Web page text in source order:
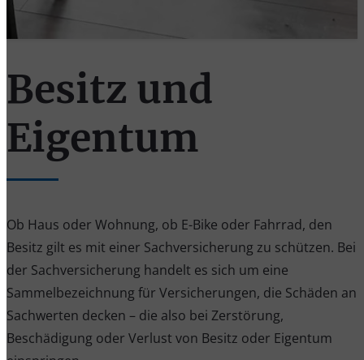
Besitz und
Eigentum
Ob Haus oder Wohnung, ob E-Bike oder Fahrrad, den
Besitz gilt es mit einer Sachversicherung zu schützen. Bei
der Sachversicherung handelt es sich um eine
Sammelbezeichnung für Versicherungen, die Schäden an
Sachwerten decken – die also bei Zerstörung,
Beschädigung oder Verlust von Besitz oder Eigentum